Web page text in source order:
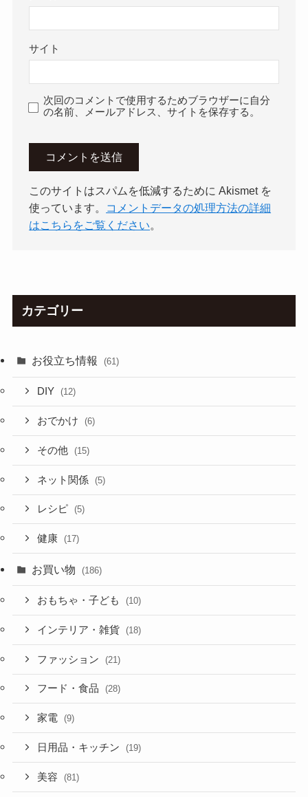
サイト
次回のコメントで使用するためブラウザーに自分
の名前、メールアドレス、サイトを保存する。
このサイトはスパムを低減するために Akismet を
使っています。
コメントデータの処理方法の詳細
はこちらをご覧ください。
カテゴリー
お役立ち情報 (61)
DIY (12)
おでかけ (6)
その他 (15)
ネット関係 (5)
レシピ (5)
健康 (17)
お買い物 (186)
おもちゃ・子ども (10)
インテリア・雑貨 (18)
ファッション (21)
フード・食品 (28)
家電 (9)
日用品・キッチン (19)
美容 (81)